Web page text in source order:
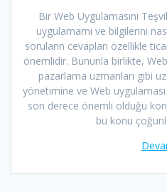
Bir Web Uygulamasını
uygulamamı ve bilgilerini
soruların cevapları özellikle
önemlidir. Bununla birlikte,
pazarlama uzmanları gibi
yönetimine ve Web uygulaması
son derece önemli olduğu
bu konu